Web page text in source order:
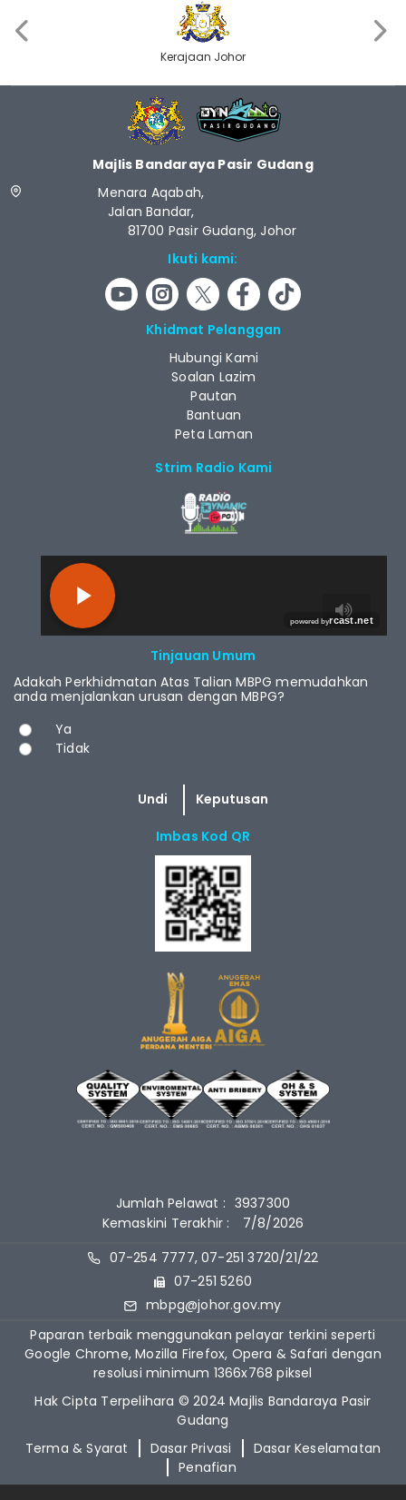
Kerajaan Johor
Majlis Bandaraya Pasir Gudang
Menara Aqabah,
Jalan Bandar,
81700 Pasir Gudang, Johor
Ikuti kami:
Khidmat Pelanggan
Hubungi Kami
Soalan Lazim
Pautan
Bantuan
Peta Laman
Strim Radio Kami
Tinjauan Umum
Adakah Perkhidmatan Atas Talian MBPG memudahkan
anda menjalankan urusan dengan MBPG?
Pilihan
Ya
Tidak
Imbas Kod QR
Jumlah Pelawat : 3937300
Kemaskini Terakhir :
7/8/2026
07-254 7777, 07-251 3720/21/22
07-251 5260
mbpg@johor.gov.my
Paparan terbaik menggunakan pelayar terkini seperti
Google Chrome, Mozilla Firefox, Opera & Safari dengan
resolusi minimum 1366x768 piksel
Hak Cipta Terpelihara © 2024 Majlis Bandaraya Pasir
Gudang
Terma & Syarat
Dasar Privasi
Dasar Keselamatan
Penafian